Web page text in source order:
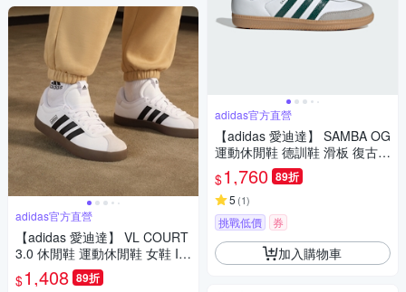
adidas官方直營
【adidas 愛迪達】 VL COURT
3.0 休閒鞋 運動休閒鞋 女鞋 ID
8797
$1,408 89折
adidas官方直營
【adidas 愛迪達】 SAMBA OG
運動休閒鞋 德訓鞋 滑板 復古
女鞋 - Originals JI2724
$1,760 89折
5 (1)
挑戰低價 券
加入購物車